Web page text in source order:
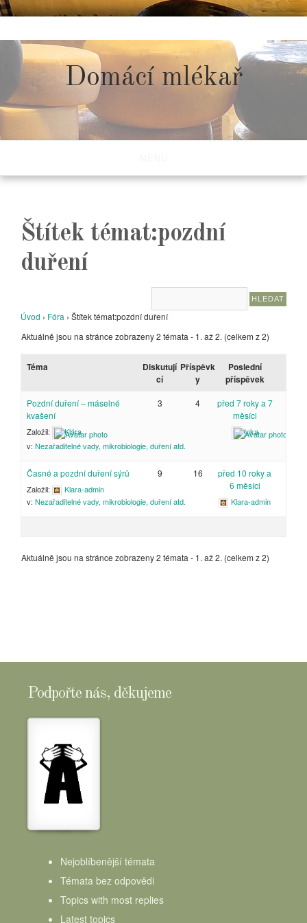
to
content
Domácí mlékař
Štítek témat:pozdní
duření
Úvod › Fóra › Štítek témat:pozdní duření
Aktuálně jsou na stránce zobrazeny 2 témata - 1. až 2. (celkem z 2)
Téma
Diskutují
cí
Příspěvk
y
Poslední
příspěvek
Pozdní duření – máselné
kvašení
Založil:
Klára
v: Nezařaditelné vady, mikrobiologie, duření atd.
3 4
před 7 roky a 7
měsíci
Inka
Časné a pozdní duření sýrů
Založil:
Klara-admin
v: Nezařaditelné vady, mikrobiologie, duření atd.
9 16
před 10 roky a
6 měsíci
Klara-admin
Aktuálně jsou na stránce zobrazeny 2 témata - 1. až 2. (celkem z 2)
Podpořte nás, děkujeme
Nejoblíbenější témata
Témata bez odpovědi
Topics with most replies
Latest topics